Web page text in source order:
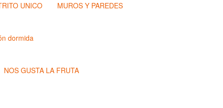
UNICO MUROS Y PAREDES
dormida
NOS GUSTA LA FRUTA